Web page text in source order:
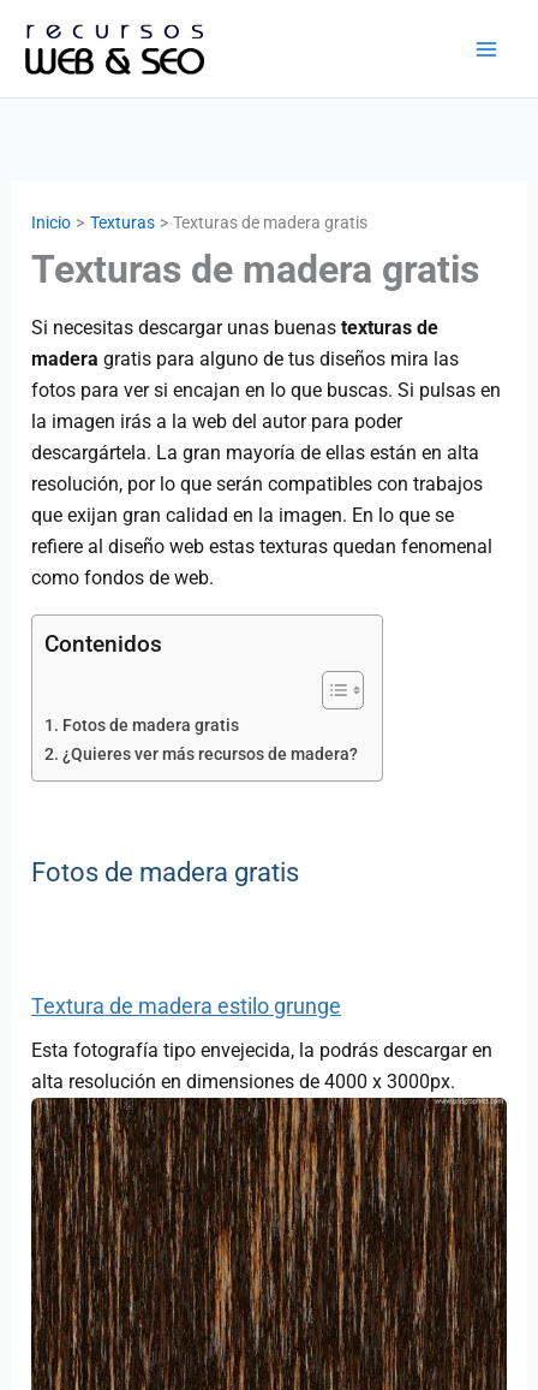
Inicio Texturas Texturas de madera gratis
Texturas de madera gratis
Si necesitas descargar unas buenastexturas de
madera gratis para alguno de tus diseños mira las
fotos para ver si encajan en lo que buscas. Si pulsas en
la imagen irás a la web del autor para poder
descargártela. La gran mayoría de ellas están en alta
resolución, por lo que serán compatibles con trabajos
que exijan gran calidad en la imagen. En lo que se
refiere al diseño web estas texturas quedan fenomenal
como fondos de web.
Contenidos
Fotos de madera gratis
¿Quieres ver más recursos de madera?
Fotos de madera gratis
Textura de madera estilo grunge
Esta fotografía tipo envejecida, la podrás descargar en
alta resolución en dimensiones de 4000 x 3000px.